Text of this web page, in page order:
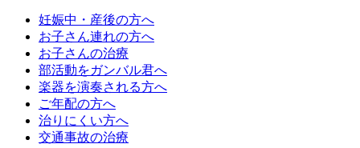
妊娠中・産後の方へ
お子さん連れの方へ
お子さんの治療
部活動をガンバル君へ
楽器を演奏される方へ
ご年配の方へ
治りにくい方へ
交通事故の治療